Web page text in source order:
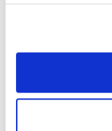
Newsletter 104
Newsletter 102